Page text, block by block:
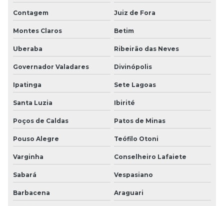
Contagem Juiz de Fora
Montes Claros Betim
Uberaba Ribeirão das Neves
Governador Valadares Divinópolis
Ipatinga Sete Lagoas
Santa Luzia Ibirité
Poços de Caldas Patos de Minas
Pouso Alegre Teófilo Otoni
Varginha Conselheiro Lafaiete
Sabará Vespasiano
Barbacena Araguari